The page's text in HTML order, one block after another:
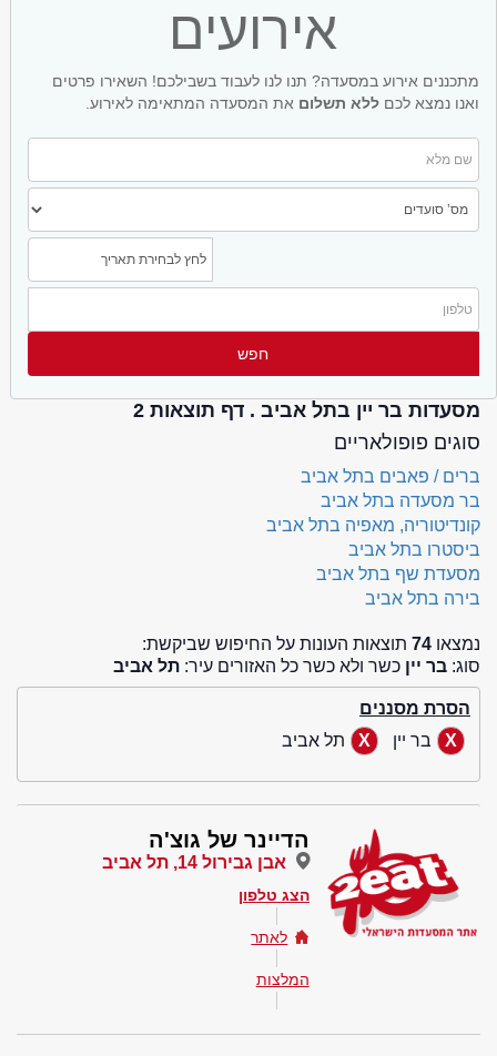
אירועים
מתכננים אירוע במסעדה? תנו לנו לעבוד בשבילכם! השאירו פרטים
ואנו נמצא לכם ללא תשלום את המסעדה המתאימה לאירוע.
מסעדות בר יין בתל אביב . דף תוצאות 2
סוגים פופולאריים
ברים / פאבים בתל אביב
בר מסעדה בתל אביב
קונדיטוריה, מאפיה בתל אביב
ביסטרו בתל אביב
מסעדת שף בתל אביב
בירה בתל אביב
נמצאו 74 תוצאות העונות על החיפוש שביקשת:
סוג: בר יין כשר ולא כשר כל האזורים עיר: תל אביב
הסרת מסננים
בר יין
תל אביב
הדיינר של גוצ'ה
אבן גבירול 14, תל אביב
הצג טלפון
לאתר
המלצות